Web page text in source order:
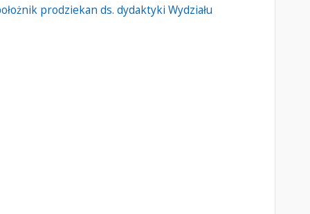
prodziekan ds. dydaktyki Wydziału